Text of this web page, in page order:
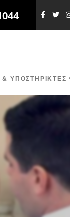
& ΥΠΟΣΤΗΡΙΚΤΕΣ